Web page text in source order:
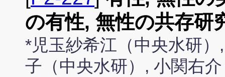
の有性, 無性の共存
*児玉紗希江（中央水研
子（中央水研）, 小関右